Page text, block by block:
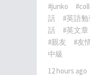
#junko
話
#英語勉
話
#英文章
#親友
#友
中級
12 hours ago